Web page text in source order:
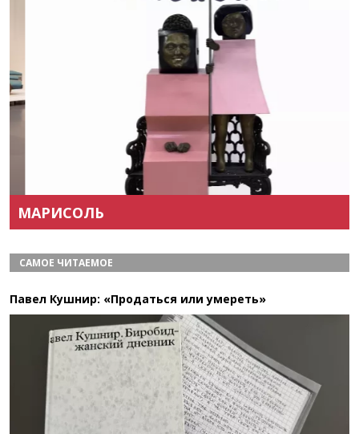
МАРИСОЛЬ
САМОЕ ЧИТАЕМОЕ
Павел Кушнир: «Продаться или умереть»